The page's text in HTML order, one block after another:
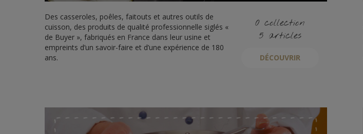
Des casseroles, poêles, faitouts et autres outils de
cuisson, des produits de qualité professionnelle siglés «
de Buyer », fabriqués en France dans leur usine et
empreints d’un savoir-faire et d’une expérience de 180
ans.
0 collection
5 articles
DÉCOUVRIR